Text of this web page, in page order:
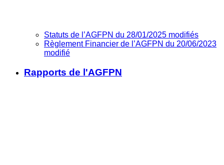
Statuts de l’AGFPN du 28/01/2025 modifiés
Règlement Financier de l’AGFPN du 20/06/2023
modifié
Rapports de l'AGFPN